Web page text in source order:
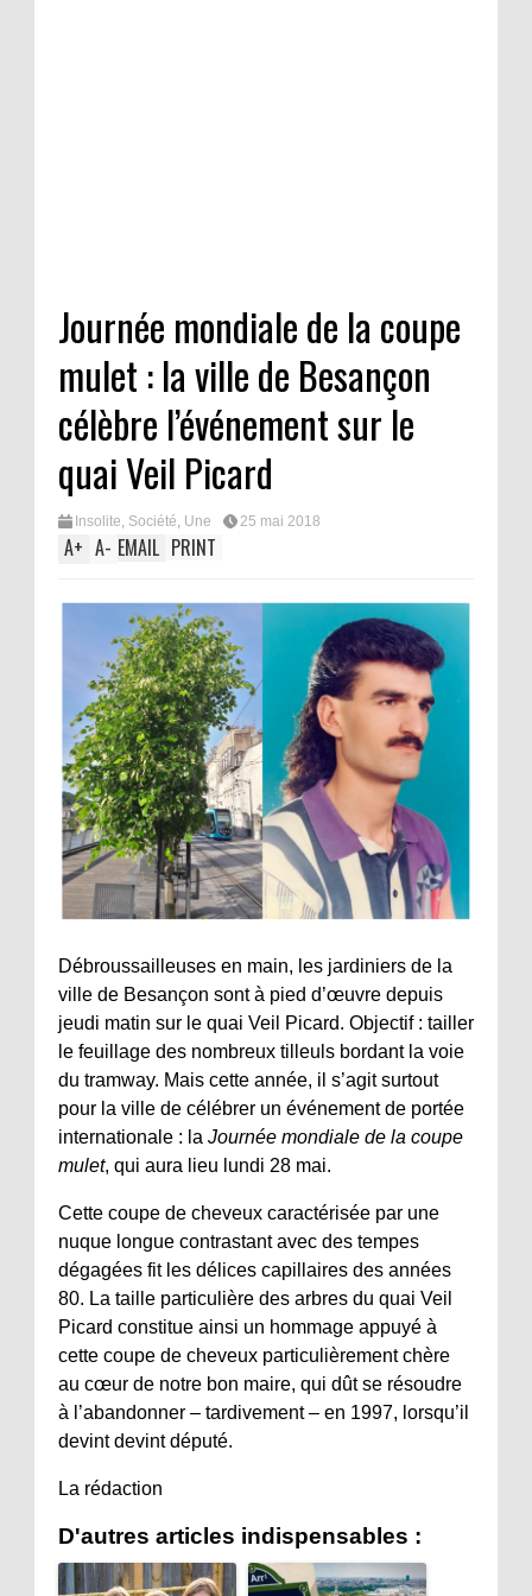
Journée mondiale de la coupe
mulet : la ville de Besançon
célèbre l’événement sur le
quai Veil Picard
Insolite, Société, Une 25 mai 2018
A+ A- EMAIL PRINT
Débroussailleuses en main, les jardiniers de la
ville de Besançon sont à pied d’œuvre depuis
jeudi matin sur le quai Veil Picard. Objectif : tailler
le feuillage des nombreux tilleuls bordant la voie
du tramway. Mais cette année, il s’agit surtout
pour la ville de célébrer un événement de portée
internationale : la Journée mondiale de la coupe
mulet, qui aura lieu lundi 28 mai.
Cette coupe de cheveux caractérisée par une
nuque longue contrastant avec des tempes
dégagées fit les délices capillaires des années
80. La taille particulière des arbres du quai Veil
Picard constitue ainsi un hommage appuyé à
cette coupe de cheveux particulièrement chère
au cœur de notre bon maire, qui dût se résoudre
à l’abandonner – tardivement – en 1997, lorsqu’il
devint devint député.
La rédaction
D'autres articles indispensables :